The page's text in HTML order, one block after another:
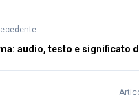
audio, testo e significato